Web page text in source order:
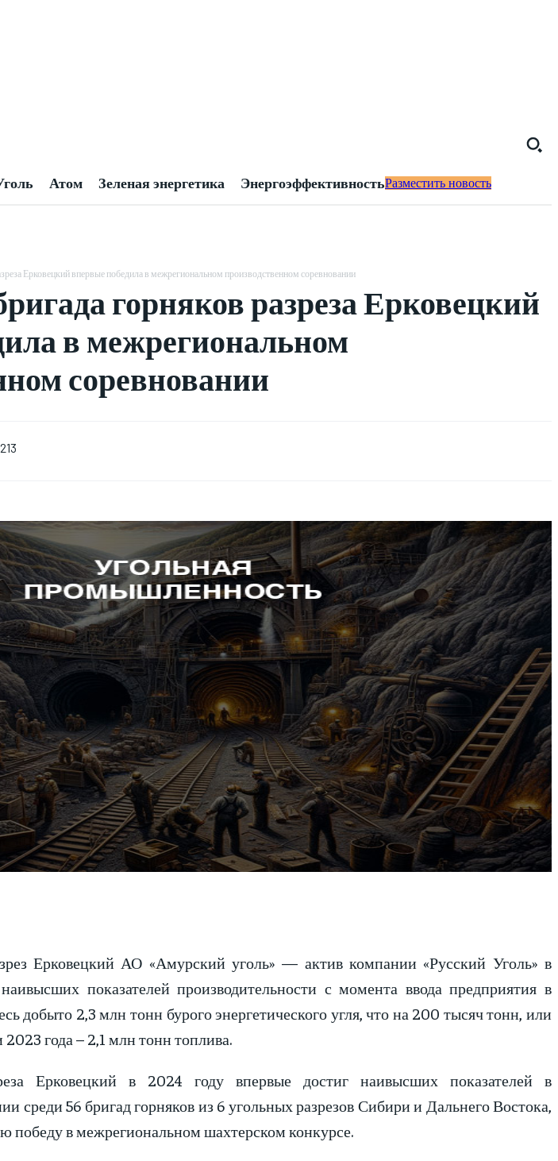
Атом Зеленая энергетика ЭнергоэффективностьРазместить новость
Ерковецкий впервые победила в межрегиональном производственном соревновании
горняков разреза Ерковецкий
в межрегиональном
соревновании
213
Ерковецкий АО «Амурский уголь» — актив компании «Русский Уголь» в
показателей производительности с момента ввода предприятия в
добыто 2,3 млн тонн бурого энергетического угля, что на 200 тысяч тонн, или
года – 2,1 млн тонн топлива.
Ерковецкий в 2024 году впервые достиг наивысших показателей в
среди 56 бригад горняков из 6 угольных разрезов Сибири и Дальнего Востока,
победу в межрегиональном шахтерском конкурсе.